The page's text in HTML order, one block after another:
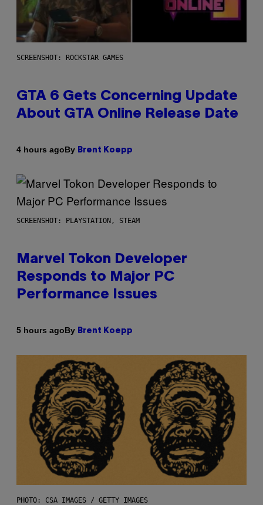
SCREENSHOT: ROCKSTAR GAMES
GTA 6 Gets Concerning Update
About GTA Online Release Date
4 hours agoBy Brent Koepp
SCREENSHOT: PLAYSTATION, STEAM
Marvel Tokon Developer
Responds to Major PC
Performance Issues
5 hours agoBy Brent Koepp
PHOTO: CSA IMAGES / GETTY IMAGES